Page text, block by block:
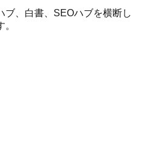
ブ、白書、SEOハブを横断し